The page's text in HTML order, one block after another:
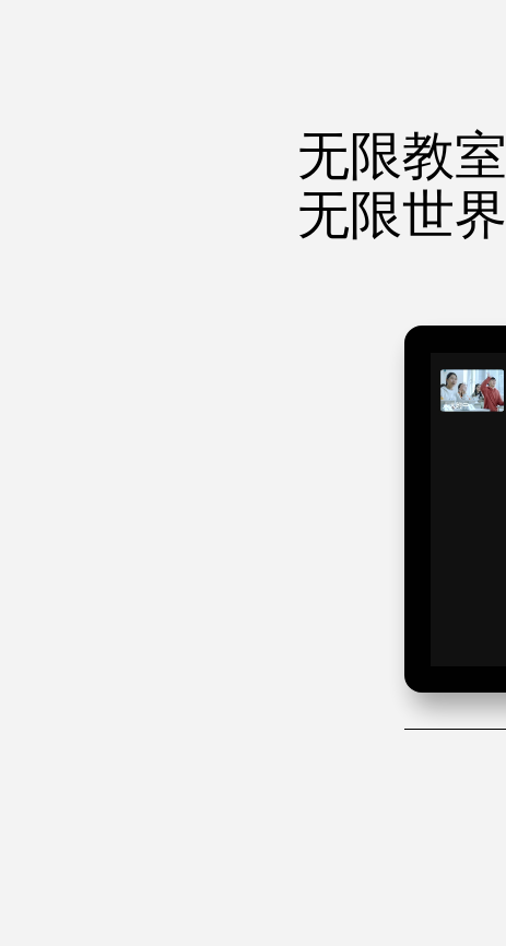
无限教室
无限世界